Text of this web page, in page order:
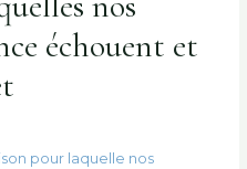
échouent et
pour laquelle nos